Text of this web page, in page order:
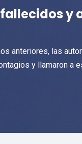
y
anteriores, las
y llamaron a